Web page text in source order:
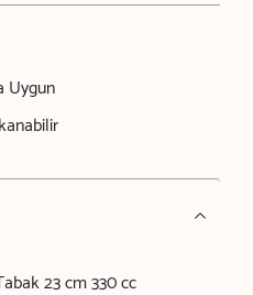
Uygun
23 cm 330 cc